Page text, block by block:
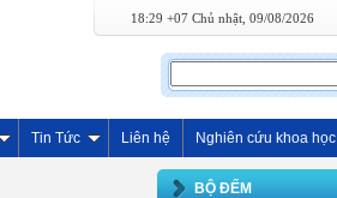
18:29 +07 Chủ nhật, 09/08/2026
Tin Tức Liên hệ Nghiên cứu khoa học
BỘ ĐẾM